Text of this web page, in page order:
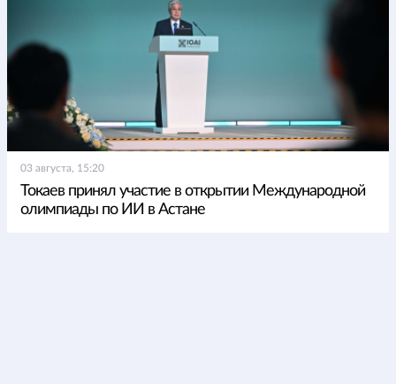
03 августа, 15:20
Токаев принял участие в открытии Международной
олимпиады по ИИ в Астане